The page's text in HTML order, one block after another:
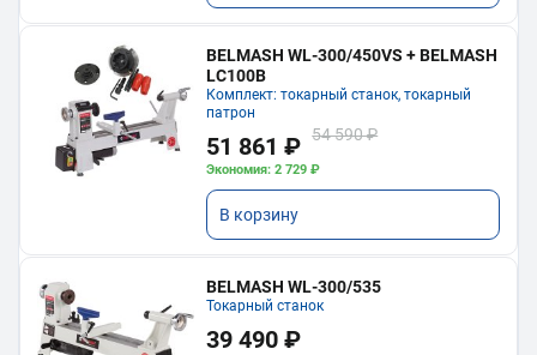
BELMASH WL-300/450VS + BELMASH
LC100B
Комплект: токарный станок, токарный
патрон
51 861 ₽ 54 590 ₽
Экономия: 2 729 ₽
В корзину
BELMASH WL-300/535
Токарный станок
39 490 ₽